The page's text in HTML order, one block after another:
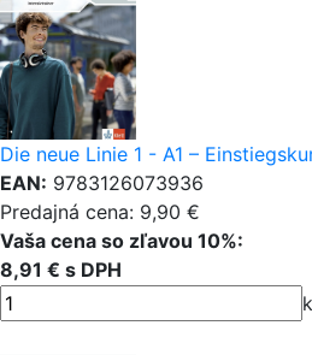
Die neue Linie 1 - A1 –
EAN: 9783126073936
Predajná cena: 9,90 €
Vaša cena so zľavou 10%:
8,91 € s DPH